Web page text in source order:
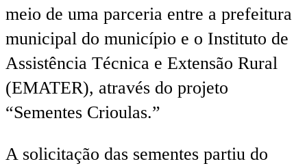
meio de uma parceria entre a prefeitura
municipal do município e o Instituto de
Assistência Técnica e Extensão Rural
(EMATER), através do projeto
“Sementes Crioulas.”
A solicitação das sementes partiu do